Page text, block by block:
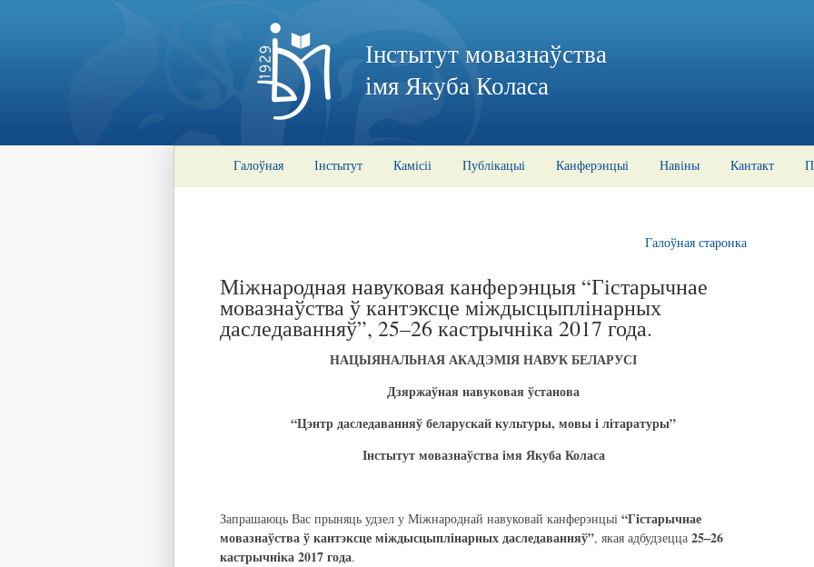
Інстытут мовазнаўства
імя Якуба Коласа
Галоўная Інстытут Камісіі Публікацыі Канферэнцыі Навіны Кантакт
Галоўная старонка
Міжнародная навуковая канферэнцыя “Гістарычнае
мовазнаўства ў кантэксце міждысцыплінарных
даследаванняў”, 25–26 кастрычніка 2017 года.
НАЦЫЯНАЛЬНАЯ АКАДЭМІЯ НАВУК БЕЛАРУСІ
Дзяржаўная навуковая ўстанова
“Цэнтр даследаванняў беларускай культуры, мовы і літаратуры”
Інстытут мовазнаўства імя Якуба Коласа
Запрашаюць Вас прыняць удзел у Міжнароднай навуковай канферэнцыі “Гістарычнае
мовазнаўства ў кантэксце міждысцыплінарных даследаванняў”, якая адбудзецца 25–26
кастрычніка 2017 года.